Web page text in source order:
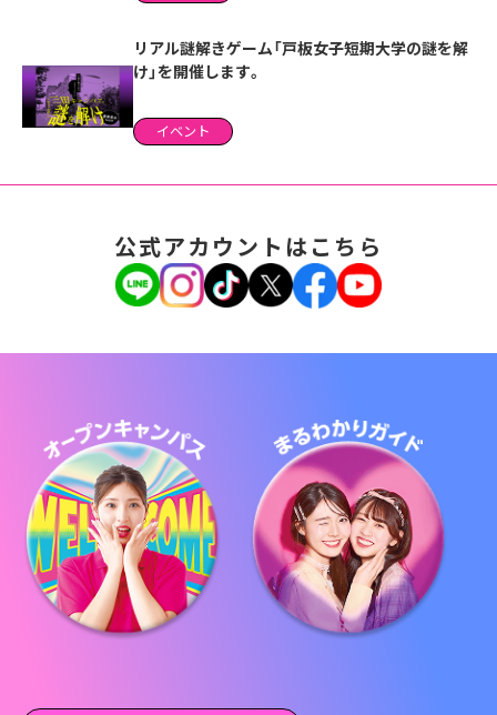
リアル謎解きゲーム「戸板女子短期大学の謎を解
け」を開催します。
イベント
公式アカウントはこちら